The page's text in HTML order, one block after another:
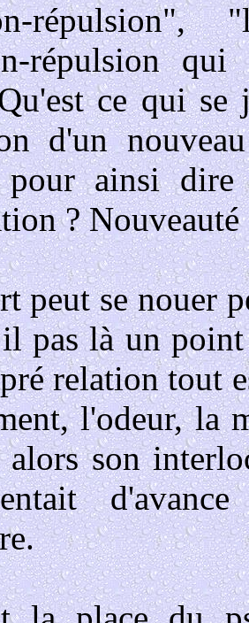
répulsion",
répulsion
ce qui
d'un
pour ainsi
?
peut se nouer
pas là un
relation tout
l'odeur, la
son